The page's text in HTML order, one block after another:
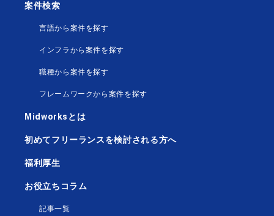
案件検索
言語から案件を探す
インフラから案件を探す
職種から案件を探す
フレームワークから案件を探す
Midworksとは
初めてフリーランスを検討される方へ
福利厚生
お役立ちコラム
記事一覧